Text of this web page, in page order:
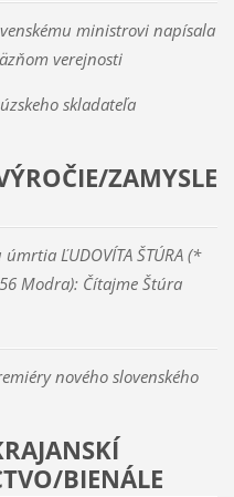
ministrovi napísala
verejnosti
skladateľa
ZAMYSLE
ĽUDOVÍTA ŠTÚRA (*
Modra): Čítajme Štúra
nového slovenského
BIENÁLE